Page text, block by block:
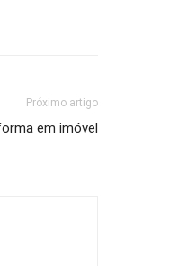
Próximo artigo
em imóvel